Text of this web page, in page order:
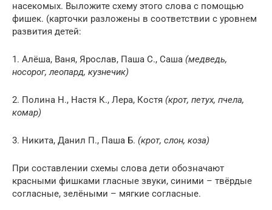
насекомых. Выложите схему этого слова с помощью
фишек. (карточки разложены в соответствии с уровнем
развития детей:
1. Алёша, Ваня, Ярослав, Паша С., Саша (медведь,
носорог, леопард, кузнечик)
2. Полина Н., Настя К., Лера, Костя (крот, петух, пчела,
комар)
3. Никита, Данил П., Паша Б. (крот, слон, коза)
При составлении схемы слова дети обозначают
красными фишками гласные звуки, синими – твёрдые
согласные, зелёными – мягкие согласные.